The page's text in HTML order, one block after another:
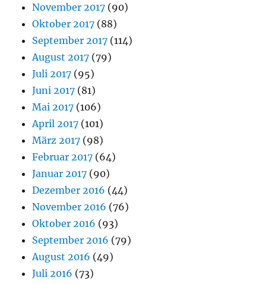
November 2017 (90)
Oktober 2017 (88)
September 2017 (114)
August 2017 (79)
Juli 2017 (95)
Juni 2017 (81)
Mai 2017 (106)
April 2017 (101)
März 2017 (98)
Februar 2017 (64)
Januar 2017 (90)
Dezember 2016 (44)
November 2016 (76)
Oktober 2016 (93)
September 2016 (79)
August 2016 (49)
Juli 2016 (73)